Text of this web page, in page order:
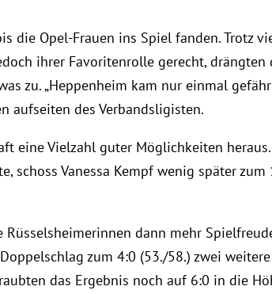
die Opel-Frauen ins Spiel fanden. Trotz
ihrer Favoritenrolle gerecht,
zu. „Heppenheim kam nur einmal
aufseiten des Verbandsligisten.
eine Vielzahl guter Möglichkeiten
schoss Vanessa Kempf wenig später
dann mehr
zum 4:0 (53./58.) zwei
das Ergebnis noch auf 6:0 in die